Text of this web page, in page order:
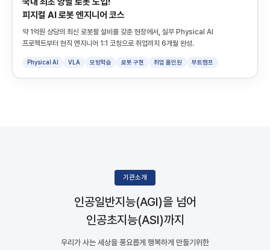
피지컬 AI 로봇 엔지니어 코스
약 1억원 상당의 최신 로봇팔 설비를 갖춘 현장에서, 실무 Physical AI
프로젝트부터 현직 엔지니어 1:1 코칭으로 취업까지 6개월 완성.
Physical AI VLA 모방학습 로봇 구현 취업 올인원 부트캠프
기관소개
인공일반지능(AGI)을 넘어
인공초지능(ASI)까지
우리가 사는 세상을 풍요롭게 행복하게 만들기위한